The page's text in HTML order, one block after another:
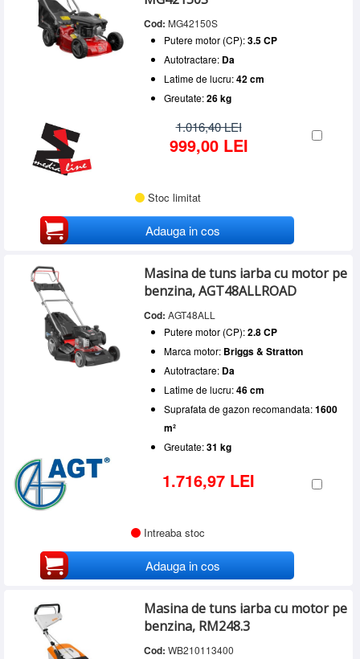
Cod: MG42150S
Putere motor (CP):3.5 CP
Autotractare: Da
Latime de lucru:42 cm
Greutate:26 kg
1.016,40 LEI
999,00 LEI
Stoc limitat
Adauga in cos
Masina de tuns iarba cu motor pe
benzina, AGT48ALLROAD
Cod: AGT48ALL
Putere motor (CP):2.8 CP
Marca motor: Briggs & Stratton
Autotractare: Da
Latime de lucru:46 cm
Suprafata de gazon recomandata:1600
m²
Greutate:31 kg
1.716,97 LEI
Intreaba stoc
Adauga in cos
Masina de tuns iarba cu motor pe
benzina, RM248.3
Cod: WB210113400